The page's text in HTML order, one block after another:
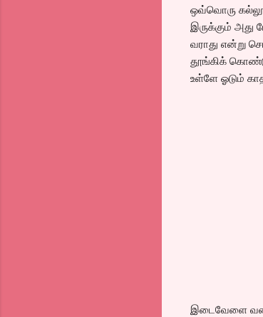
ஒவ்வொரு
இருக்கும் அது
வராது என்று
தூங்கிக்
உள்ளே ஓடும்
இடைவேளை வரை